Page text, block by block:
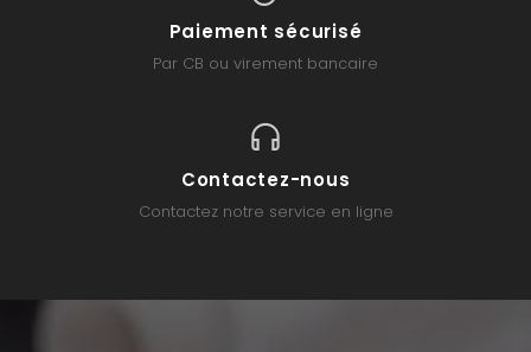
Paiement sécurisé
Par CB ou virement bancaire
Contactez-nous
Contactez notre service en ligne